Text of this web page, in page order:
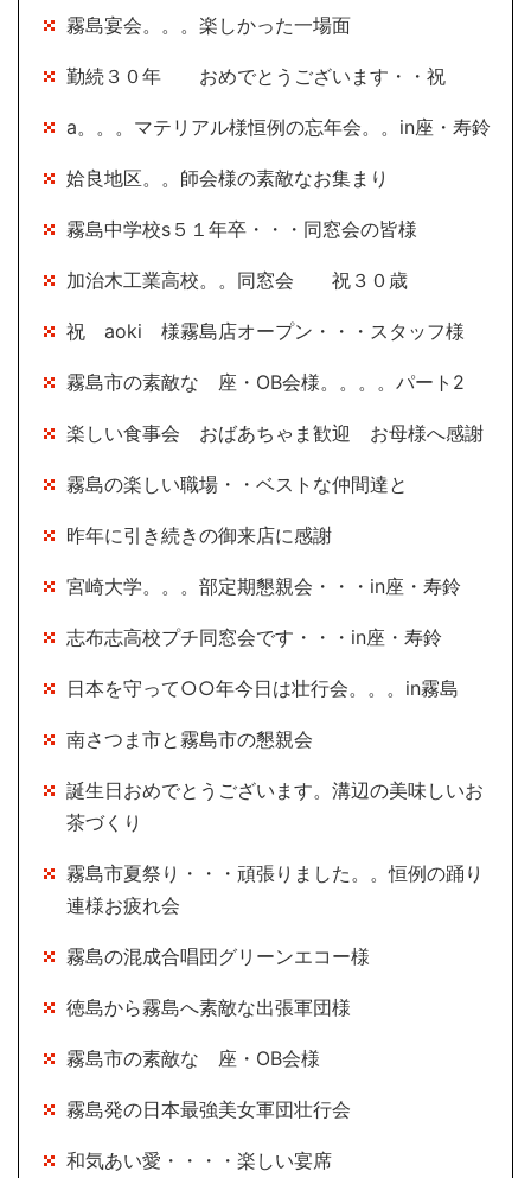
霧島宴会。。。楽しかった一場面
勤続３０年 おめでとうございます・・祝
a。。。マテリアル様恒例の忘年会。。in座・寿鈴
姶良地区。。師会様の素敵なお集まり
霧島中学校s５１年卒・・・同窓会の皆様
加治木工業高校。。同窓会 祝３０歳
祝 aoki 様霧島店オープン・・・スタッフ様
霧島市の素敵な 座・OB会様。。。。パート2
楽しい食事会 おばあちゃま歓迎 お母様へ感謝
霧島の楽しい職場・・ベストな仲間達と
昨年に引き続きの御来店に感謝
宮崎大学。。。部定期懇親会・・・in座・寿鈴
志布志高校プチ同窓会です・・・in座・寿鈴
日本を守って○○年今日は壮行会。。。in霧島
南さつま市と霧島市の懇親会
誕生日おめでとうございます。溝辺の美味しいお
茶づくり
霧島市夏祭り・・・頑張りました。。恒例の踊り
連様お疲れ会
霧島の混成合唱団グリーンエコー様
徳島から霧島へ素敵な出張軍団様
霧島市の素敵な 座・OB会様
霧島発の日本最強美女軍団壮行会
和気あい愛・・・・楽しい宴席